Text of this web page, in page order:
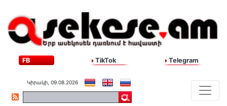
FB TikTok Telegram
Կիրակի, 09.08.2026